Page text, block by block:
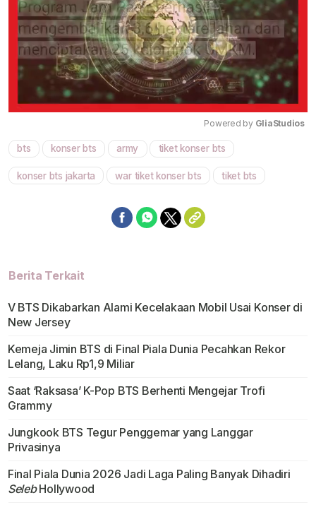
Powered by GliaStudios
bts konser bts army tiket konser bts
konser bts jakarta war tiket konser bts tiket bts
Berita Terkait
V BTS Dikabarkan Alami Kecelakaan Mobil Usai Konser di
New Jersey
Kemeja Jimin BTS di Final Piala Dunia Pecahkan Rekor
Lelang, Laku Rp1,9 Miliar
Saat ‘Raksasa’ K-Pop BTS Berhenti Mengejar Trofi
Grammy
Jungkook BTS Tegur Penggemar yang Langgar
Privasinya
Final Piala Dunia 2026 Jadi Laga Paling Banyak Dihadiri
SelebHollywood